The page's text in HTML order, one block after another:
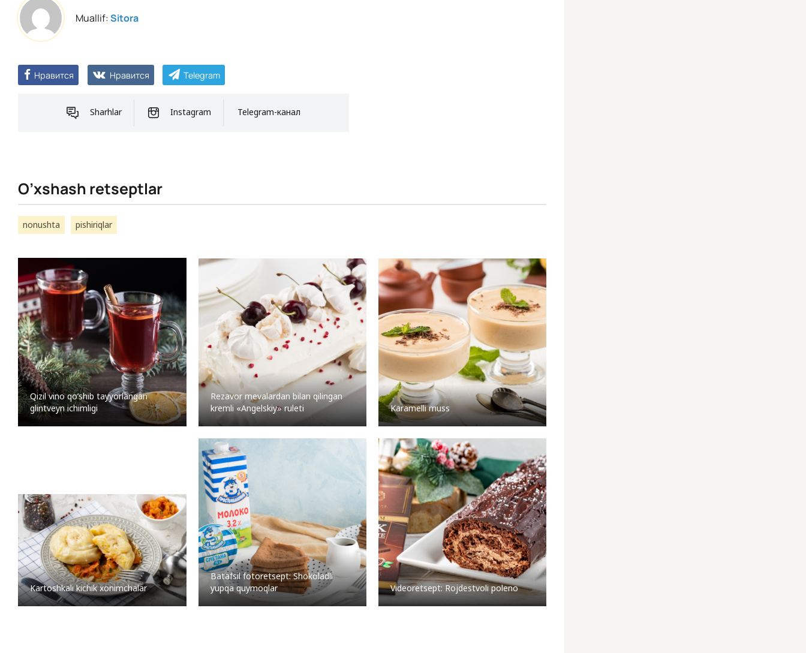
Muallif:Sitora
Нравится Нравится Telegram
Sharhlar Instagram Telegram-канал
O’xshash retseptlar
nonushta pishiriqlar
Qizil vino qo’shib tayyorlangan
glintveyn ichimligi
Rezavor mevalardan bilan qilingan
kremli «Angelskiy» ruleti
Karamelli muss
Kartoshkali kichik xonimchalar
Batafsil fotoretsept: Shokoladli
yupqa quymoqlar
Videoretsept: Rojdestvoli poleno